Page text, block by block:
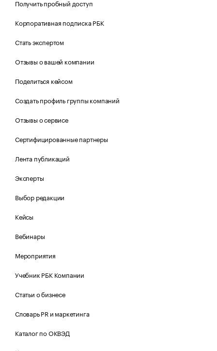
Получить пробный доступ
Корпоративная подписка РБК
Стать экспертом
Отзывы о вашей компании
Поделиться кейсом
Создать профиль группы компаний
Отзывы о сервисе
Сертифицированные партнеры
Лента публикаций
Эксперты
Выбор редакции
Кейсы
Вебинары
Мероприятия
Учебник РБК Компании
Статьи о бизнесе
Словарь PR и маркетинга
Каталог по ОКВЭД